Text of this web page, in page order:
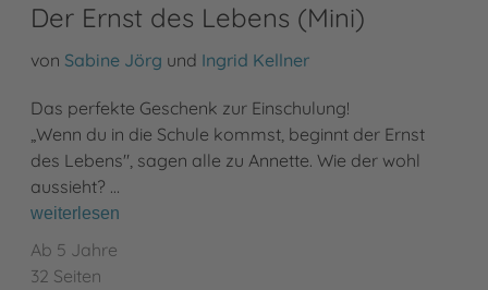
Der Ernst des Lebens (Mini)
von Sabine Jörg und Ingrid Kellner
Das perfekte Geschenk zur Einschulung!
„Wenn du in die Schule kommst, beginnt der Ernst
des Lebens", sagen alle zu Annette. Wie der wohl
aussieht? …
weiterlesen
Ab 5 Jahre
32 Seiten